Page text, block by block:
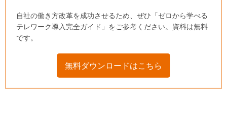
自社の働き方改革を成功させるため、ぜひ「ゼロから学べる
テレワーク導入完全ガイド」をご参考ください。資料は無料
です。
無料ダウンロードはこちら